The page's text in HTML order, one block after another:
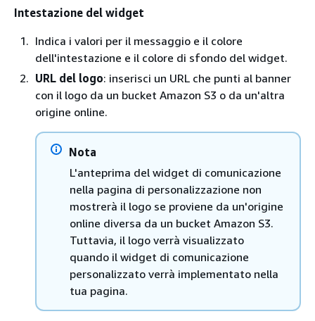
Intestazione del widget
Indica i valori per il messaggio e il colore
dell'intestazione e il colore di sfondo del widget.
URL del logo: inserisci un URL che punti al banner
con il logo da un bucket Amazon S3 o da un'altra
origine online.
Nota
L'anteprima del widget di comunicazione
nella pagina di personalizzazione non
mostrerà il logo se proviene da un'origine
online diversa da un bucket Amazon S3.
Tuttavia, il logo verrà visualizzato
quando il widget di comunicazione
personalizzato verrà implementato nella
tua pagina.